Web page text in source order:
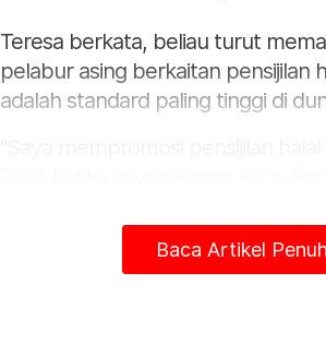
Teresa berkata, beliau turut
pelabur asing berkaitan pensijilan
adalah standard paling tinggi di
Teresa berkata, kenyataan
balas terhadap cadangan Menteri
Mohd Na'im Mokhtar berkaitan
Baca Artikel Penuh